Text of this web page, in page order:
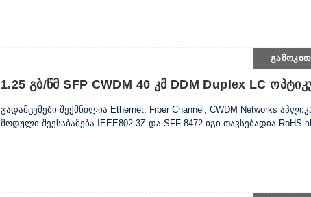
1.25 Გბ/წმ SFP CWDM 40 Კმ DDM Duplex LC
გადამცემები შექმნილია Ethernet, Fiber Channel, CWDM Networks
მოდული შეესაბამება IEEE802.3Z და SFF-8472.იგი თავსებადია RoHS-